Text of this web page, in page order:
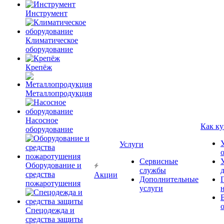
Инструмент
Климатическое
оборудование
Крепёж
Металлопродукция
Насосное
оборудование
Оборудование и
средства
пожаротушения
Спецодежда и
средства защиты
Акции
Услуги
Сервисные
службы
Дополнительные
услуги
Как